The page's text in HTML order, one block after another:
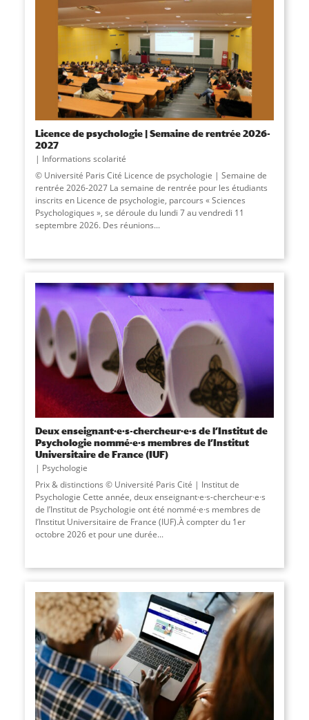
Licence de psychologie | Semaine de rentrée 2026-
2027
Informations scolarité
© Université Paris Cité Licence de psychologie | Semaine de
rentrée 2026-2027 La semaine de rentrée pour les étudiants
inscrits en Licence de psychologie, parcours « Sciences
Psychologiques », se déroule du lundi 7 au vendredi 11
septembre 2026. Des réunions...
Deux enseignant·e·s-chercheur·e·s de l’Institut de
Psychologie nommé·e·s membres de l’Institut
Universitaire de France (IUF)
Psychologie
Prix & distinctions © Université Paris Cité | Institut de
Psychologie Cette année, deux enseignant·e·s-chercheur·e·s
de l’Institut de Psychologie ont été nommé·e·s membres de
l’Institut Universitaire de France (IUF).À compter du 1er
octobre 2026 et pour une durée...